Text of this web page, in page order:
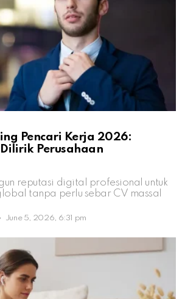
Pencari Kerja 2026:
Perusahaan
reputasi digital profesional untuk
tanpa perlu sebar CV massal
June 5, 2026, 6:31 pm